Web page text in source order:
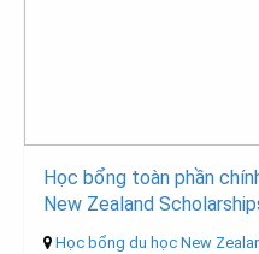
Học bổng toàn phần
New Zealand
Học bổng du học New